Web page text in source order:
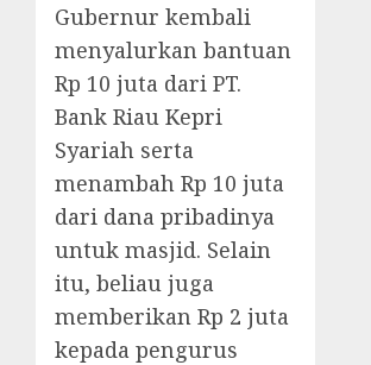
Gubernur kembali
menyalurkan bantuan
Rp 10 juta dari PT.
Bank Riau Kepri
Syariah serta
menambah Rp 10 juta
dari dana pribadinya
untuk masjid. Selain
itu, beliau juga
memberikan Rp 2 juta
kepada pengurus